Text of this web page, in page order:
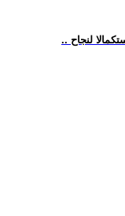
لنجاح